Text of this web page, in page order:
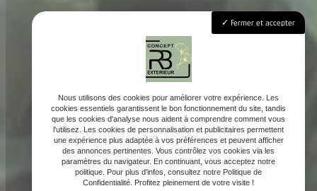
Fermer et accepter
Nous utilisons des cookies pour améliorer votre expérience. Les
cookies essentiels garantissent le bon fonctionnement du site, tandis
que les cookies d'analyse nous aident à comprendre comment vous
l'utilisez. Les cookies de personnalisation et publicitaires permettent
une expérience plus adaptée à vos préférences et peuvent afficher
des annonces pertinentes. Vous contrôlez vos cookies via les
paramètres du navigateur. En continuant, vous acceptez notre
politique. Pour plus d'infos, consultez notre Politique de
Confidentialité. Profitez pleinement de votre visite !